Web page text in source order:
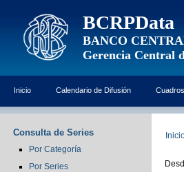
BCRPData
BANCO
Gerencia Central
Inicio Calendario de Difusión
Consulta de Series
Por Categoría
Por Series